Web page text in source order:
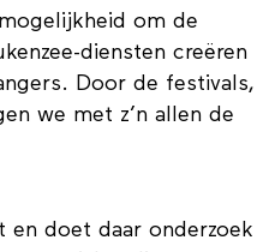
om de
diensten creëren
Door de festivals,
we met z’n allen de
en doet daar onderzoek